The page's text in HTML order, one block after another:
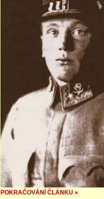
POKRAČOVÁNÍ ČLÁNKU »